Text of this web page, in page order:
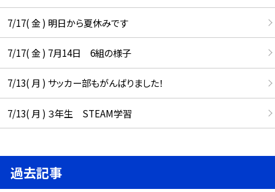
7/17( 金 ) 明日から夏休みです
7/17( 金 ) 7月14日 6組の様子
7/13( 月 ) サッカー部もがんばりました！
7/13( 月 ) ３年生 STEAM学習
過去記事